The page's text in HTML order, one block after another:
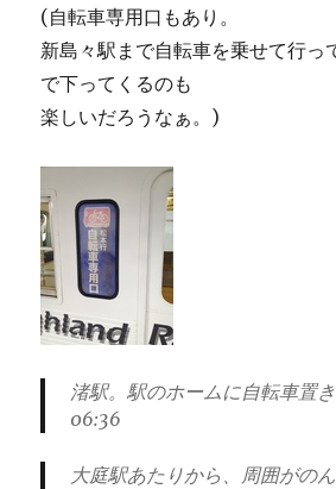
(自転車専用口もあり。
新島々駅まで自転車を乗せて行っ
で下ってくるのも
楽しいだろうなぁ。)
渚駅。駅のホームに自転車置
06:36
大庭駅あたりから、周囲がの